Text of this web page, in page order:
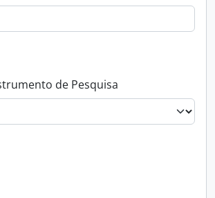
de Pesquisa